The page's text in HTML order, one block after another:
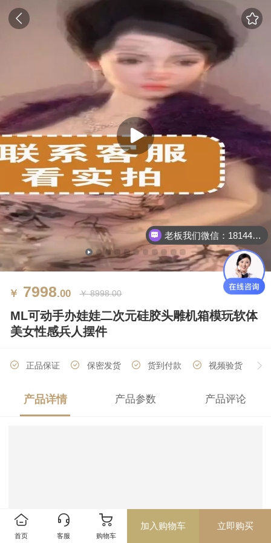
￥ 7998.00 ￥ 8998.00
ML可动手办娃娃二次元硅胶头雕机箱模玩软体
美女性感兵人摆件
正品保证 保密发货 货到付款 视频验货
厂家直销 分期付款
产品详情 产品参数 产品评论
首页 客服 购物车
加入购物车 立即购买
老板我们微信：18144723150